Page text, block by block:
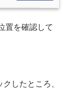
置を確認して
したところ、